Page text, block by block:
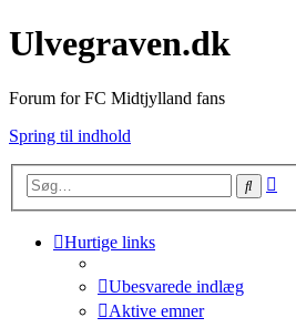
Ulvegraven.dk
Forum for FC Midtjylland fans
Spring til indhold
Søg
Hurtige links
Ubesvarede indlæg
Aktive emner